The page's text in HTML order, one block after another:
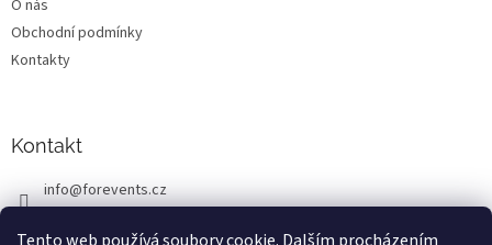
O nás
Obchodní podmínky
Kontakty
Kontakt
info@forevents.cz